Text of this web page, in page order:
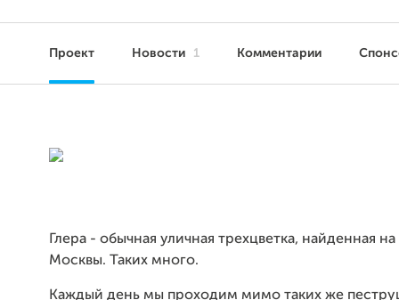
Проект Новости 1 Комментарии
Глера - обычная уличная трехцветка, найденная
Москвы. Таких много.
Каждый день мы проходим мимо таких же